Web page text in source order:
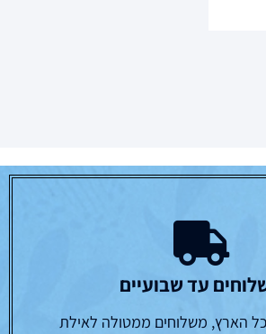
עד שבועיים
הארץ, משלוחים ממטולה לאילת